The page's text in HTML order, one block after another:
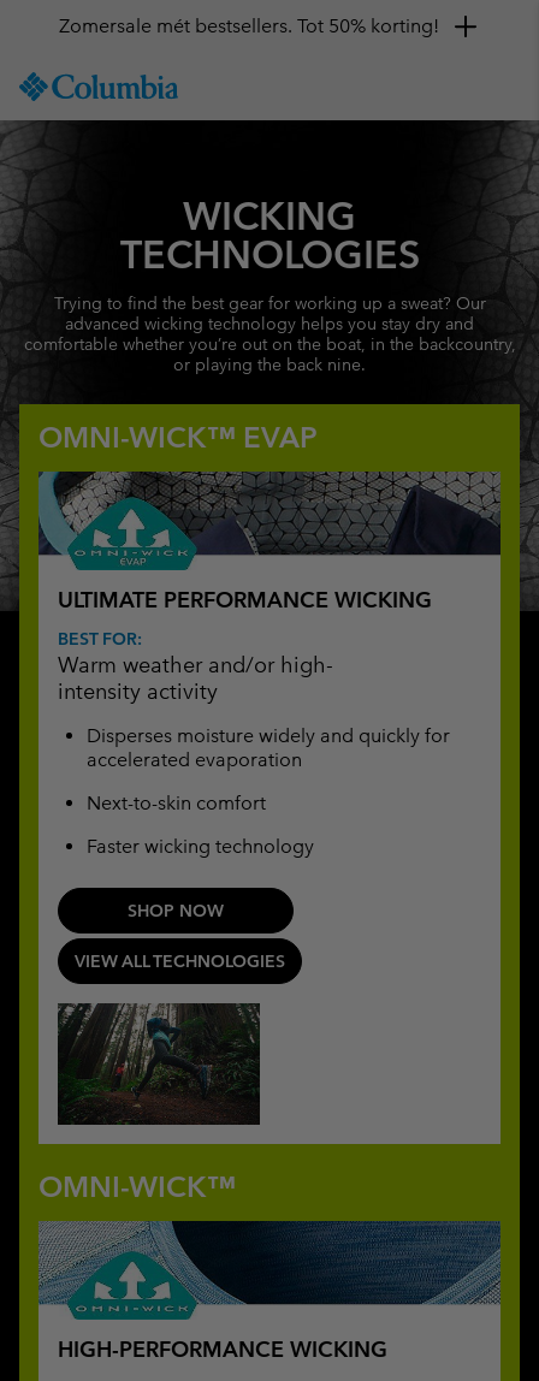
TO
TO
SEARCH
Zomersale mét bestsellers. Tot 50% korting!
WICKING
TECHNOLOGIES
Trying to find the best gear for working up a sweat? Our
advanced wicking technology helps you stay dry and
comfortable whether you’re out on the boat, in the backcountry,
or playing the back nine.
OMNI-WICK™ EVAP
ULTIMATE PERFORMANCE WICKING
BEST FOR:
Warm weather and/or high-
intensity activity
Disperses moisture widely and quickly for
accelerated evaporation
Next-to-skin comfort
Faster wicking technology
SHOP NOW
VIEW ALL TECHNOLOGIES
OMNI-WICK™
HIGH-PERFORMANCE WICKING